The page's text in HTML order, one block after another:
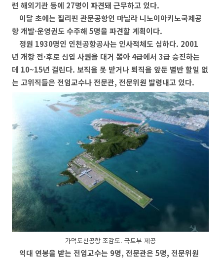
련 해외기관 등에 27명이 파견돼 근무하고 있다.
이달 초에는 필리핀 관문공항인 마닐라 니노이아키노국제공
항 개발·운영권도 수주해 5명을 파견할 계획이다.
정원 1930명인 인천공항공사는 인사적체도 심하다. 2001
년 개항 전·후로 신입 사원을 대거 뽑아 4급에서 3급 승진하는
데 10~15년 걸린다. 보직을 못 받거나 퇴직을 앞둔 별반 할일 없
는 고위직들은 전임교수나 전문관, 전문위원 발령내고 있다.
가덕도신공항 조감도. 국토부 제공
억대 연봉을 받는 전임교수는 9명, 전문관은 5명, 전문위원